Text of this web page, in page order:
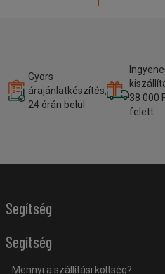
Gyors
árajánlatkészítés,
24 órán belül
38 000
felett
Segítség
Segítség
Mennyi a szállítási költség?